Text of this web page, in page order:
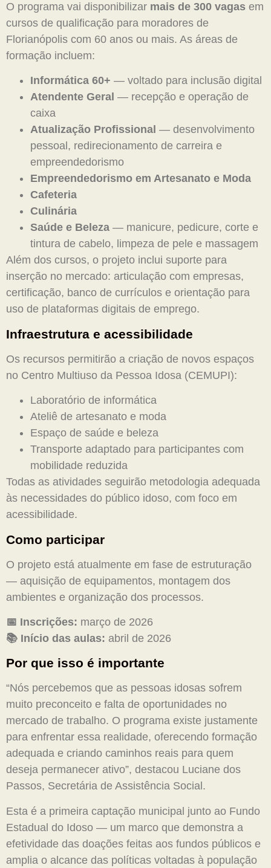
O programa vai disponibilizar mais de 300 vagas em
cursos de qualificação para moradores de
Florianópolis com 60 anos ou mais. As áreas de
formação incluem:
Informática 60+ — voltado para inclusão digital
Atendente Geral — recepção e operação de
caixa
Atualização Profissional — desenvolvimento
pessoal, redirecionamento de carreira e
empreendedorismo
Empreendedorismo em Artesanato e Moda
Cafeteria
Culinária
Saúde e Beleza — manicure, pedicure, corte e
tintura de cabelo, limpeza de pele e massagem
Além dos cursos, o projeto inclui suporte para
inserção no mercado: articulação com empresas,
certificação, banco de currículos e orientação para
uso de plataformas digitais de emprego.
Infraestrutura e acessibilidade
Os recursos permitirão a criação de novos espaços
no Centro Multiuso da Pessoa Idosa (CEMUPI):
Laboratório de informática
Ateliê de artesanato e moda
Espaço de saúde e beleza
Transporte adaptado para participantes com
mobilidade reduzida
Todas as atividades seguirão metodologia adequada
às necessidades do público idoso, com foco em
acessibilidade.
Como participar
O projeto está atualmente em fase de estruturação
— aquisição de equipamentos, montagem dos
ambientes e organização dos processos.
📅 Inscrições: março de 2026
📚 Início das aulas: abril de 2026
Por que isso é importante
“Nós percebemos que as pessoas idosas sofrem
muito preconceito e falta de oportunidades no
mercado de trabalho. O programa existe justamente
para enfrentar essa realidade, oferecendo formação
adequada e criando caminhos reais para quem
deseja permanecer ativo”, destacou Luciane dos
Passos, Secretária de Assistência Social.
Esta é a primeira captação municipal junto ao Fundo
Estadual do Idoso — um marco que demonstra a
efetividade das doações feitas aos fundos públicos e
amplia o alcance das políticas voltadas à população